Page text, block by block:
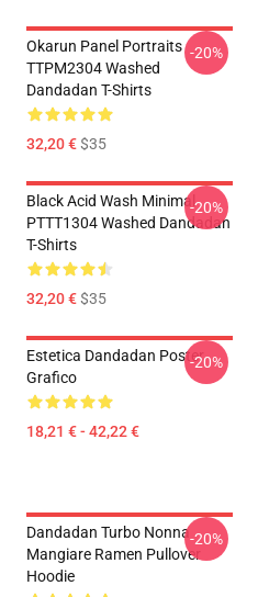
Okarun Panel Portraits
TTPM2304 Washed
Dandadan T-Shirts
32,20 €$35
-20%
Black Acid Wash Minimal
PTTT1304 Washed Dandadan
T-Shirts
32,20 €$35
-20%
Estetica Dandadan Poster
Grafico
18,21 € - 42,22 €
-20%
Dandadan Turbo Nonna
Mangiare Ramen Pullover
Hoodie
-20%